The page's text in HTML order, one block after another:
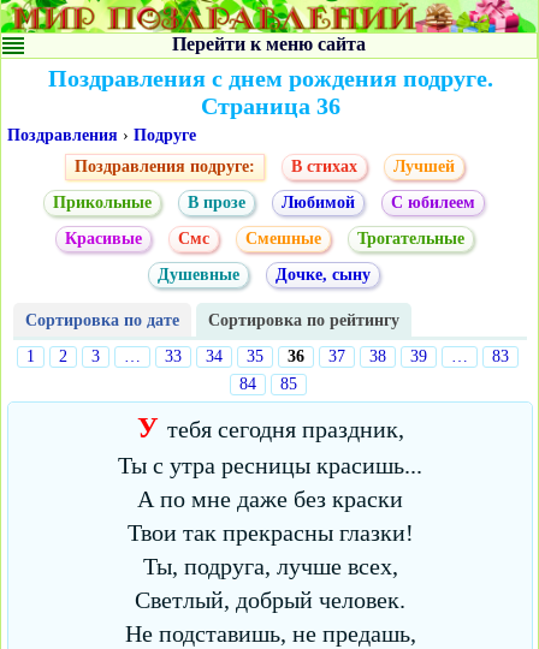
Перейти к меню сайта
Поздравления с днем рождения подруге.
Страница 36
Поздравления › Подруге
Поздравления подруге:
В стихах
Лучшей
Прикольные
В прозе Любимой
С юбилеем
Красивые
Смс Смешные
Трогательные
Душевные
Дочке, сыну
Сортировка по дате
Сортировка по рейтингу
1
2 3 … 33 34 35 36 37 38 39 …
83
84
85
У тебя сегодня праздник,
Ты с утра ресницы красишь...
А по мне даже без краски
Твои так прекрасны глазки!
Ты, подруга, лучше всех,
Светлый, добрый человек.
Не подставишь, не предашь,